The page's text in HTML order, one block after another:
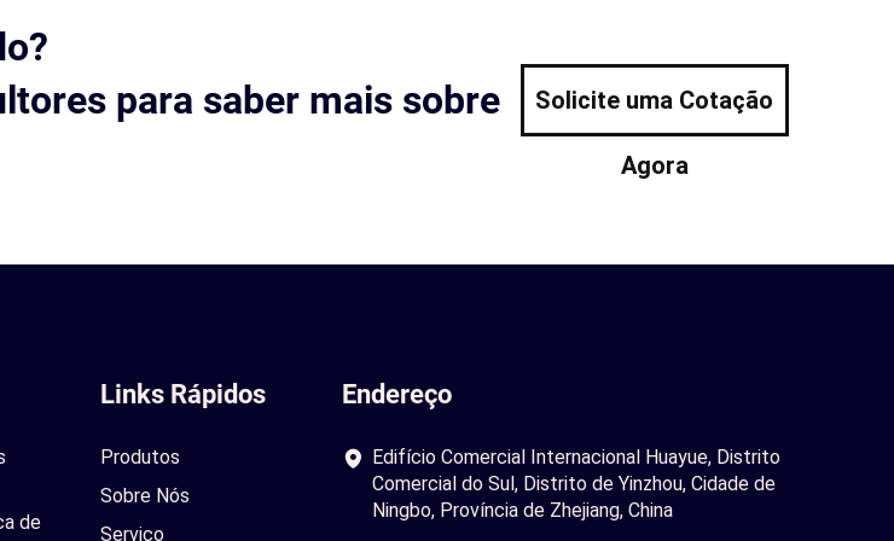
para saber mais sobre
Solicite uma Cotação
Agora
de
Links Rápidos
Produtos
Sobre Nós
Serviço
Endereço
Edifício Comercial Internacional Huayue, Distrito
Comercial do Sul, Distrito de Yinzhou, Cidade de
Ningbo, Província de Zhejiang, China